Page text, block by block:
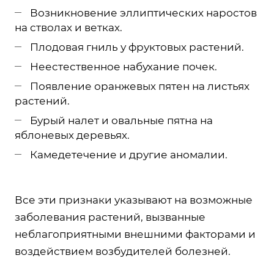
Возникновение эллиптических наростов
на стволах и ветках.
Плодовая гниль у фруктовых растений.
Неестественное набухание почек.
Появление оранжевых пятен на листьях
растений.
Бурый налет и овальные пятна на
яблоневых деревьях.
Камедетечение и другие аномалии.
Все эти признаки указывают на возможные
заболевания растений, вызванные
неблагоприятными внешними факторами и
воздействием возбудителей болезней.